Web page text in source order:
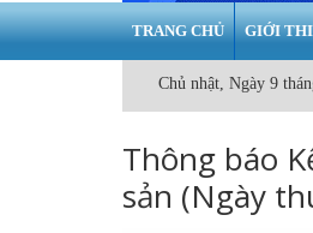
TRANG CHỦ GIỚI
Chủ nhật, Ngày 9
Thông báo
sản (Ngày